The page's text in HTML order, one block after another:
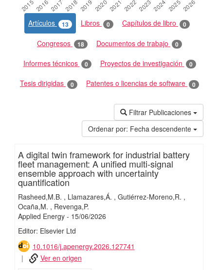
Artículos 13 Libros 0 Capítulos de libro 0
Congresos 18 Documentos de trabajo 0
Informes técnicos 0 Proyectos de investigación 0
Tesis dirigidas 0 Patentes o licencias de software 0
Filtrar Publicaciones
Ordenar por: Fecha descendente
A digital twin framework for industrial battery
fleet management: A unified multi-signal
ensemble approach with uncertainty
quantification
Rasheed,M.B. Llamazares,Á.
Gutiérrez-Moreno,R.
Ocaña,M.
Revenga,P.
Applied Energy- 15/06/2026
Editor: Elsevier Ltd
10.1016/j.apenergy.2026.127741
Ver en origen